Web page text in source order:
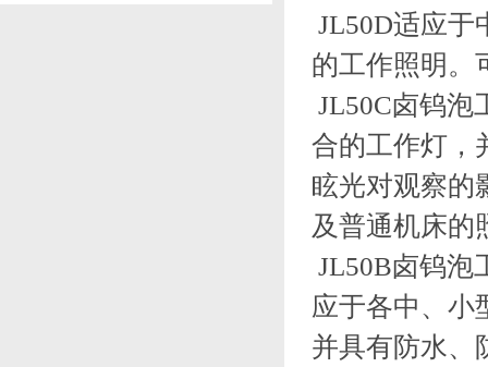
JL50D适应于
的工作照明。
JL50C卤钨泡
合的工作灯，
眩光对观察的
及普通机床的
JL50B卤钨泡
应于各中、小
并具有防水、